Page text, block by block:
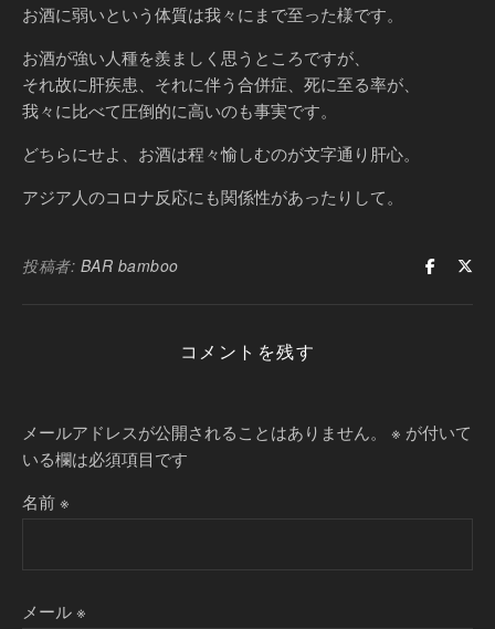
お酒に弱いという体質は我々にまで至った様です。
お酒が強い人種を羨ましく思うところですが、
それ故に肝疾患、それに伴う合併症、死に至る率が、
我々に比べて圧倒的に高いのも事実です。
どちらにせよ、お酒は程々愉しむのが文字通り肝心。
アジア人のコロナ反応にも関係性があったりして。
投稿者: BAR bamboo
コメントを残す
メールアドレスが公開されることはありません。 ※ が付いて
いる欄は必須項目です
名前※
メール※